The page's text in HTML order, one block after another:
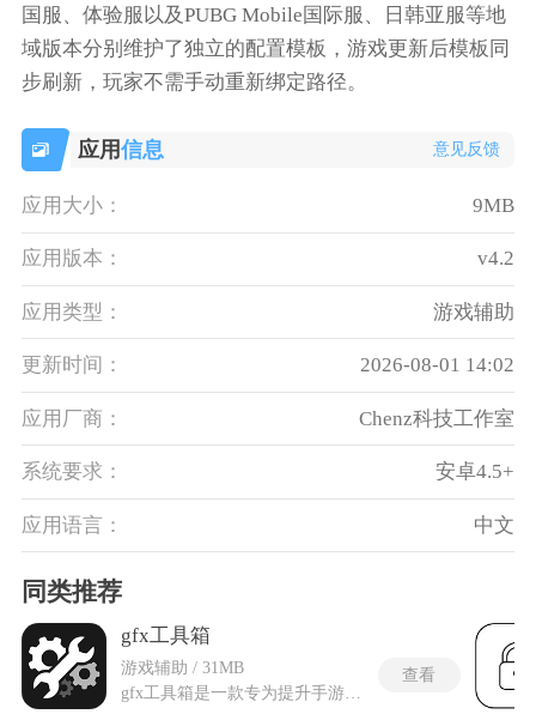
国服、体验服以及PUBG Mobile国际服、日韩亚服等地
域版本分别维护了独立的配置模板，游戏更新后模板同
步刷新，玩家不需手动重新绑定路径。
应用信息 意见反馈
应用大小： 9MB
应用版本： v4.2
应用类型： 游戏辅助
更新时间： 2026-08-01 14:02
应用厂商： Chenz科技工作室
系统要求： 安卓4.5+
应用语言： 中文
同类推荐
gfx工具箱
游戏辅助 / 31MB
gfx工具箱是一款专为提升手游画质体验而设计的优化工具，尤其针对和平精英PUBG等吃鸡类游戏深度适配。通过智能调整分辨率、帧率、抗锯齿、阴影质量及渲染效果等核心参数，帮助玩家突破设备原生画质限制，最高可解锁120帧超流畅模式与HDR高清选项。gfx工具箱画质助手操作极简，仅需选择对应游戏版本(如国服、国际服或台服)，一键应用预设方案即可显著提升画面清晰度与动态细节，有效减少卡顿和延迟，低配机型也能享受丝滑对战体验。
查看